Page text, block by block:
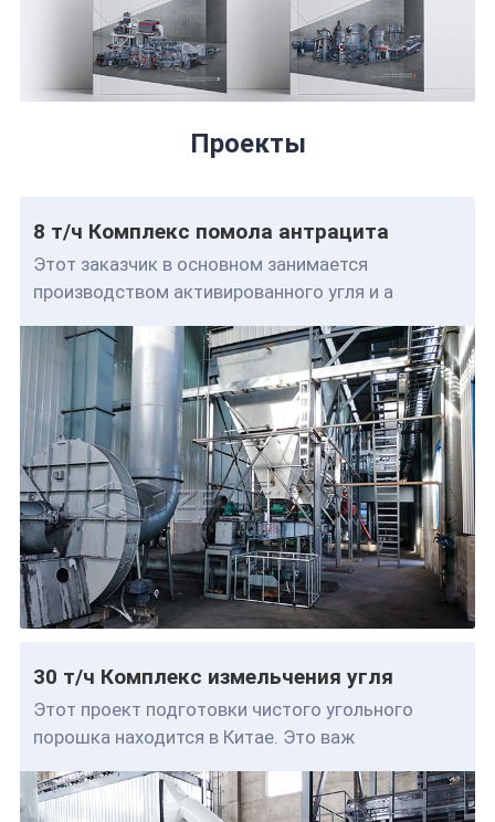
Проекты
8 т/ч Комплекс помола антрацита
Этот заказчик в основном занимается
производством активированного угля и а
30 т/ч Комплекс измельчения угля
Этот проект подготовки чистого угольного
порошка находится в Китае. Это важ